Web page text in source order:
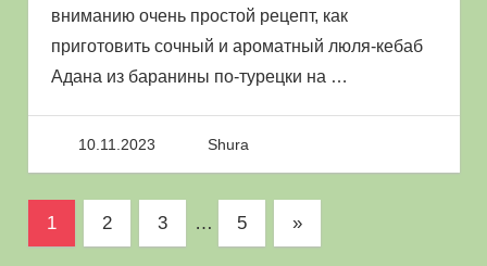
вниманию очень простой рецепт, как
приготовить сочный и ароматный люля-кебаб
Адана из баранины по-турецки на …
10.11.2023 Shura
Пагинация
1 2 3 … 5
Следующие
записи
»